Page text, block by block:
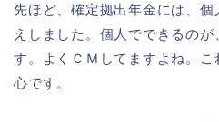
先ほど、確定拠出年金には、
えしました。個人でできるの
す。よくＣＭしてますよね。
心です。